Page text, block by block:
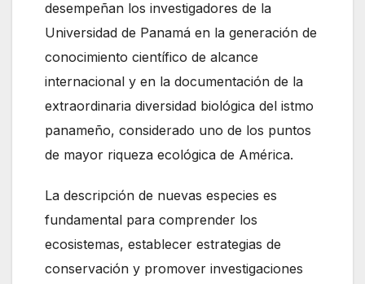
desempeñan los investigadores de la
Universidad de Panamá en la generación de
conocimiento científico de alcance
internacional y en la documentación de la
extraordinaria diversidad biológica del istmo
panameño, considerado uno de los puntos
de mayor riqueza ecológica de América.
La descripción de nuevas especies es
fundamental para comprender los
ecosistemas, establecer estrategias de
conservación y promover investigaciones